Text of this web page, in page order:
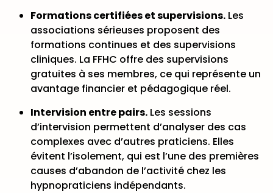
Formations certifiées et supervisions. Les
associations sérieuses proposent des
formations continues et des supervisions
cliniques. La FFHC offre des supervisions
gratuites à ses membres, ce qui représente un
avantage financier et pédagogique réel.
Intervision entre pairs. Les sessions
d’intervision permettent d’analyser des cas
complexes avec d’autres praticiens. Elles
évitent l’isolement, qui est l’une des premières
causes d’abandon de l’activité chez les
hypnopraticiens indépendants.